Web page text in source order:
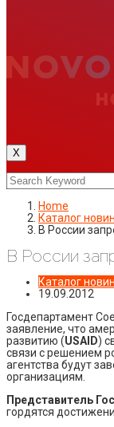
X
Home
Каталог новин
В России
В России
Каталог новин
19.09.2012
Госдепартамент
заявление, что
развитию (USAID)
связи с решением
агентства будут
организациям.
Представитель
гордятся